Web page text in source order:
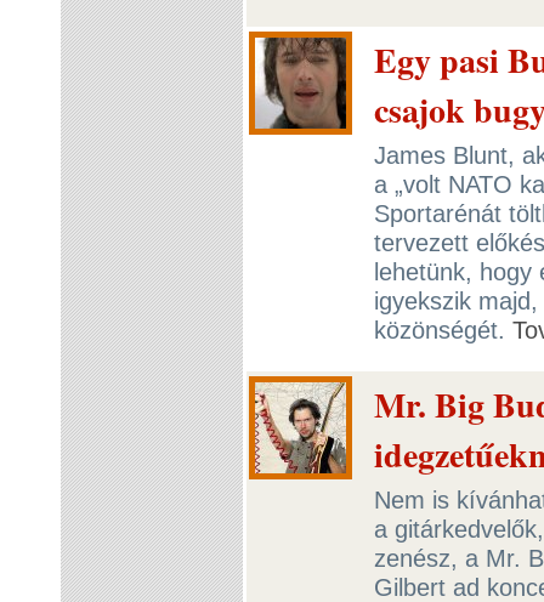
Egy pasi
csajok
James Blunt,
a „volt NATO
Sportarénát
tervezett
lehetünk, hogy
igyekszik
közönségét.
Mr. Big
Nem is
a
zenész, a Mr.
Gilbert ad